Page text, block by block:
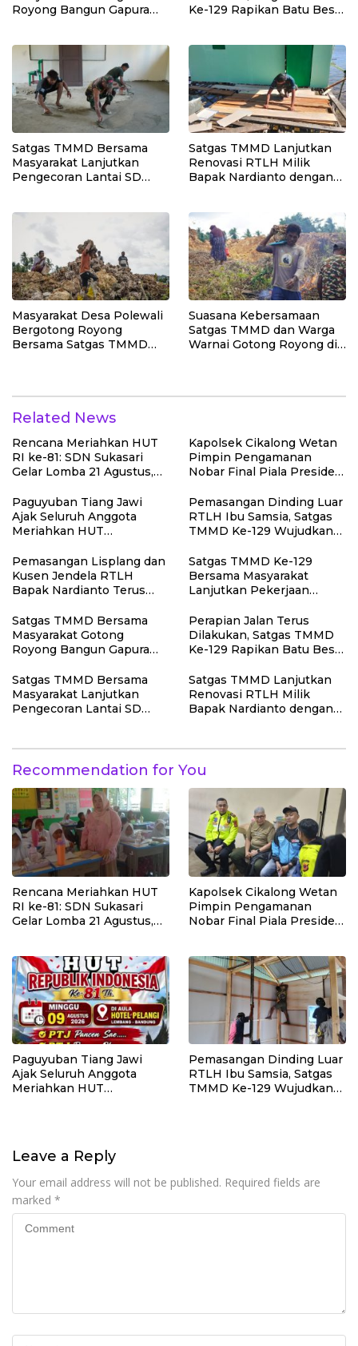
Royong Bangun Gapura
Ke-129 Rapikan Batu Besar
Kepulauan Umbele
Satgas TMMD Bersama
Masyarakat Lanjutkan
Pengecoran Lantai SD
Satgas TMMD Lanjutkan
Renovasi RTLH Milik
Bapak Nardianto dengan
Penghubung
Masyarakat Desa Polewali
Bergotong Royong
Bersama Satgas TMMD
Suasana Kebersamaan
Satgas TMMD dan Warga
Warnai Gotong Royong di
Related News
Rencana Meriahkan HUT
RI ke-81: SDN Sukasari
Gelar Lomba 21 Agustus,
Sepekarpun
Kapolsek Cikalong Wetan
Pimpin Pengamanan
Nobar Final Piala Presiden
Aman dan Kondusif
Paguyuban Tiang Jawi
Ajak Seluruh Anggota
Meriahkan HUT
Pemasangan Dinding Luar
RTLH Ibu Samsia, Satgas
TMMD Ke-129 Wujudkan
Pemasangan Lisplang dan
Kusen Jendela RTLH
Bapak Nardianto Terus
129
Satgas TMMD Ke-129
Bersama Masyarakat
Lanjutkan Pekerjaan
Bersih di Desa Umbele
Satgas TMMD Bersama
Masyarakat Gotong
Royong Bangun Gapura
Umbele
Perapian Jalan Terus
Dilakukan, Satgas TMMD
Ke-129 Rapikan Batu Besar
Pembukaan Jalan
Kepulauan Umbele
Satgas TMMD Bersama
Masyarakat Lanjutkan
Pengecoran Lantai SD
Satgas TMMD Lanjutkan
Renovasi RTLH Milik
Bapak Nardianto dengan
Penghubung
Recommendation for You
Rencana Meriahkan HUT
RI ke-81: SDN Sukasari
Gelar Lomba 21 Agustus,
Kapolsek Cikalong Wetan
Pimpin Pengamanan
Nobar Final Piala Presiden
Paguyuban Tiang Jawi
Ajak Seluruh Anggota
Meriahkan HUT
Pemasangan Dinding Luar
RTLH Ibu Samsia, Satgas
TMMD Ke-129 Wujudkan
Leave a Reply
Your email address will not be published. Required fields are
marked *